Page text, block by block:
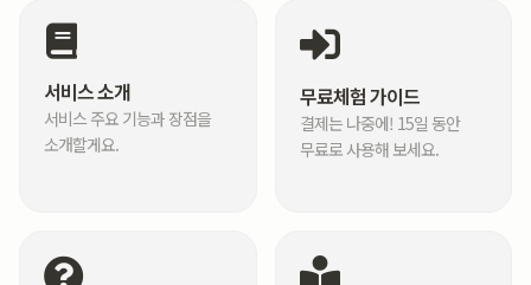
서비스 소개
서비스 주요 기능과 장점을
소개할게요.
무료체험 가이드
결제는 나중에! 15일 동안
무료로 사용해 보세요.